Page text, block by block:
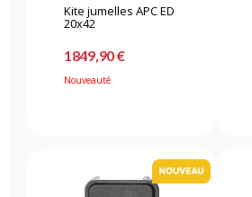
Kite jumelles APC ED
20x42
1849,90 €
Nouveauté